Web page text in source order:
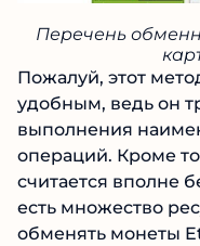
Перечень
Пожалуй, этот
удобным, ведь он
выполнения
операций. Кроме
считается вполне
есть множество
обменять монеты